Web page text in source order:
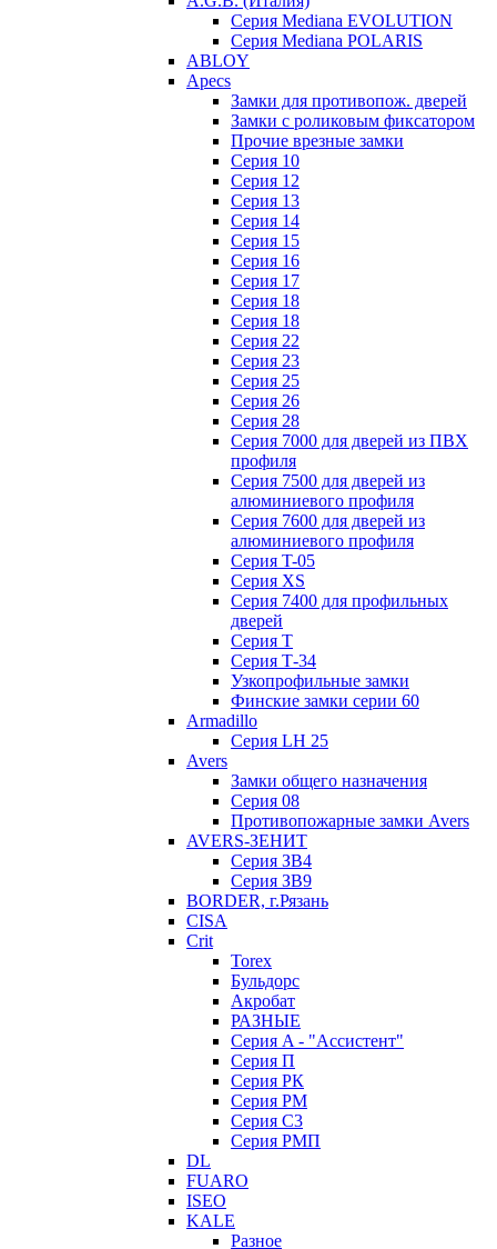
Серия Mediana EVOLUTION
Серия Mediana POLARIS
ABLOY
Apecs
Замки для противопож. дверей
Замки с роликовым фиксатором
Прочие врезные замки
Серия 10
Серия 12
Серия 13
Серия 14
Серия 15
Серия 16
Серия 17
Серия 18
Серия 18
Серия 22
Серия 23
Серия 25
Серия 26
Серия 28
Серия 7000 для дверей из ПВХ
профиля
Серия 7500 для дверей из
алюминиевого профиля
Серия 7600 для дверей из
алюминиевого профиля
Серия T-05
Серия XS
Серия 7400 для профильных
дверей
Серия Т
Серия Т-34
Узкопрофильные замки
Финские замки серии 60
Armadillo
Серия LH 25
Avers
Замки общего назначения
Серия 08
Противопожарные замки Avers
AVERS-ЗЕНИТ
Серия ЗВ4
Серия ЗВ9
BORDER, г.Рязань
CISA
Crit
Torex
Бульдорс
Акробат
РАЗНЫЕ
Серия A - "Ассистент"
Серия П
Серия РК
Серия РМ
Серия С3
Серия РМП
DL
FUARO
ISEO
KALE
Разное